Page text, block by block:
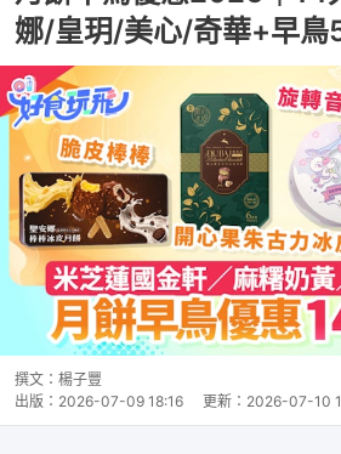
娜/皇玥/美心/奇華+早鳥
撰文： 楊子豐
出版： 2026-07-09 18:16 更新： 2026-07-10